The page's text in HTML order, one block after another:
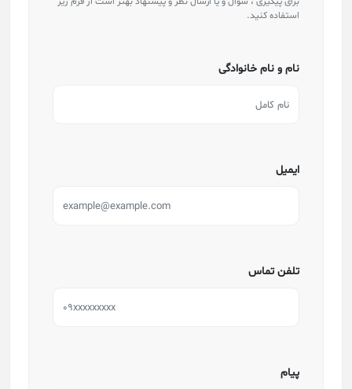
استفاده کنید.
نام و نام خانوادگی
ایمیل
تلفن تماس
پیام